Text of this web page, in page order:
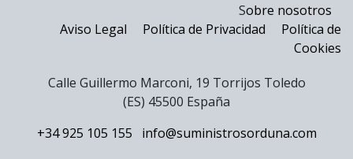
Sobre nosotros
Aviso Legal
Política de Privacidad
Política de
Cookies
Calle Guillermo Marconi, 19 Torrijos Toledo
(ES) 45500 España
+34 925 105 155
info@suministrosorduna.com